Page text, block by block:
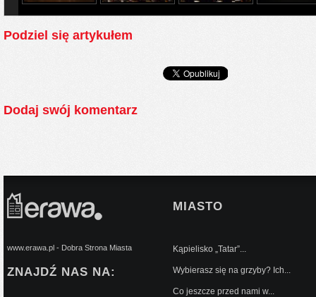
Podziel się artykułem
Dodaj swój komentarz
www.erawa.pl - Dobra Strona Miasta
ZNAJDŹ NAS NA:
MIASTO
Kąpielisko „Tatar”...
Wybierasz się na grzyby? Ich...
Co jeszcze przed nami w...